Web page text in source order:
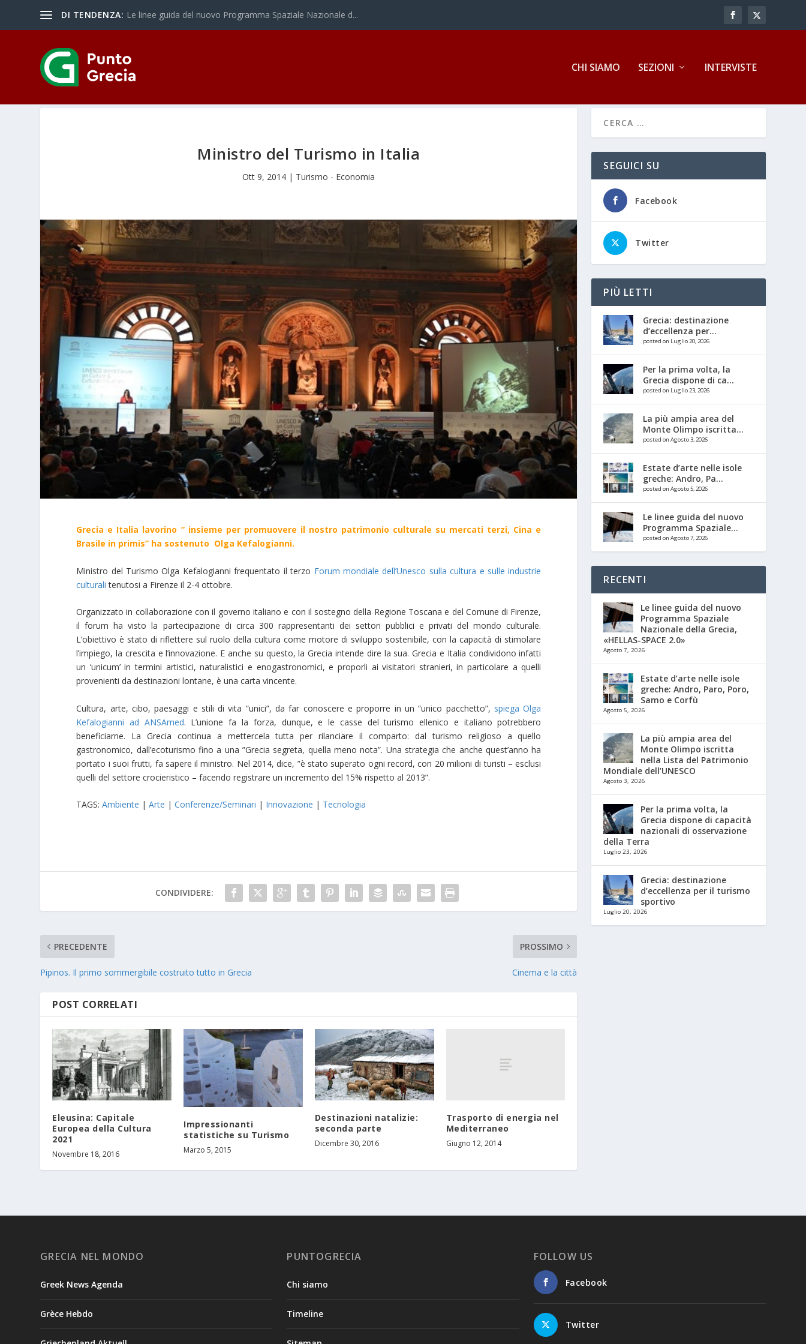
DI TENDENZA: Le linee guida del nuovo Programma Spaziale Nazionale d...
CHI SIAMO SEZIONI INTERVISTE
Ministro del Turismo in Italia
Ott 9, 2014 | Turismo - Economia
Grecia e Italia lavorino ” insieme per promuovere il nostro patrimonio culturale su mercati terzi, Cina e
Brasile in primis” ha sostenuto Olga Kefalogianni.
Ministro del Turismo Olga Kefalogianni frequentato il terzo Forum mondiale dell’Unesco sulla cultura e sulle industrie
culturali tenutosi a Firenze il 2-4 ottobre.
Organizzato in collaborazione con il governo italiano e con il sostegno della Regione Toscana e del Comune di Firenze,
il forum ha visto la partecipazione di circa 300 rappresentanti dei settori pubblici e privati del mondo culturale.
L’obiettivo è stato di riflettere sul ruolo della cultura come motore di sviluppo sostenibile, con la capacità di stimolare
l’impiego, la crescita e l’innovazione. E anche su questo, la Grecia intende dire la sua. Grecia e Italia condividono infatti
un ‘unicum’ in termini artistici, naturalistici e enogastronomici, e proporli ai visitatori stranieri, in particolare a quelli
provenienti da destinazioni lontane, è una carta vincente.
Cultura, arte, cibo, paesaggi e stili di vita ”unici”, da far conoscere e proporre in un ”unico pacchetto”, spiega Olga
Kefalogianni ad ANSAmed. L’unione fa la forza, dunque, e le casse del turismo ellenico e italiano potrebbero
beneficiarne. La Grecia continua a mettercela tutta per rilanciare il comparto: dal turismo religioso a quello
gastronomico, dall’ecoturismo fino a una ”Grecia segreta, quella meno nota”. Una strategia che anche quest’anno ha
portato i suoi frutti, fa sapere il ministro. Nel 2014, dice, ”è stato superato ogni record, con 20 milioni di turisti – esclusi
quelli del settore crocieristico – facendo registrare un incremento del 15% rispetto al 2013”.
TAGS:Ambiente |Arte |Conferenze/Seminari | Innovazione | Tecnologia
CONDIVIDERE:
PRECEDENTE
Pipinos. Il primo sommergibile costruito tutto in Grecia
PROSSIMO
Cinema e la città
POST CORRELATI
Eleusina: Capitale
Europea della Cultura
2021
Novembre 18, 2016
Impressionanti
statistiche su Turismo
Marzo 5, 2015
Destinazioni natalizie:
seconda parte
Dicembre 30, 2016
Trasporto di energia nel
Mediterraneo
Giugno 12, 2014
SEGUICI SU
Facebook
Twitter
PIÙ LETTI
Grecia: destinazione
d’eccellenza per...
posted on Luglio 20, 2026
Per la prima volta, la
Grecia dispone di ca...
posted on Luglio 23, 2026
La più ampia area del
Monte Olimpo iscritta...
posted on Agosto 3, 2026
Estate d’arte nelle isole
greche: Andro, Pa...
posted on Agosto 5, 2026
Le linee guida del nuovo
Programma Spaziale...
posted on Agosto 7, 2026
RECENTI
Le linee guida del nuovo
Programma Spaziale
Nazionale della Grecia,
«HELLAS-SPACE 2.0»
Agosto 7, 2026
Estate d’arte nelle isole
greche: Andro, Paro, Poro,
Samo e Corfù
Agosto 5, 2026
La più ampia area del
Monte Olimpo iscritta
nella Lista del Patrimonio
Mondiale dell’UNESCO
Agosto 3, 2026
Per la prima volta, la
Grecia dispone di capacità
nazionali di osservazione
della Terra
Luglio 23, 2026
Grecia: destinazione
d’eccellenza per il turismo
sportivo
Luglio 20, 2026
GRECIA NEL MONDO
Greek News Agenda
Grèce Hebdo
PUNTOGRECIA
Chi siamo
Timeline
FOLLOW US
Facebook
Twitter